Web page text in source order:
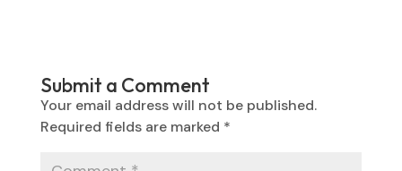
Submit a Comment
Your email address will not be published.
Required fields are marked *